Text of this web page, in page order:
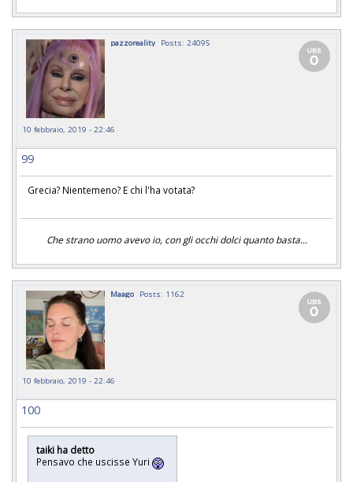
pazzoreality Posts: 24095
10 febbraio, 2019 - 22:46
99
Grecia? Nientemeno? E chi l'ha votata?
Che strano uomo avevo io, con gli occhi dolci quanto basta...
Maago Posts: 1162
10 febbraio, 2019 - 22:46
100
taiki ha detto
Pensavo che uscisse Yuri